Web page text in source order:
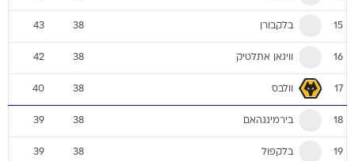
15 בלקבורן 38
43
16 וויגאן אתלטיק 38
42
17 וולבס 38
40
18 בירמינגהאם 38
39
19 בלקפול 38
39